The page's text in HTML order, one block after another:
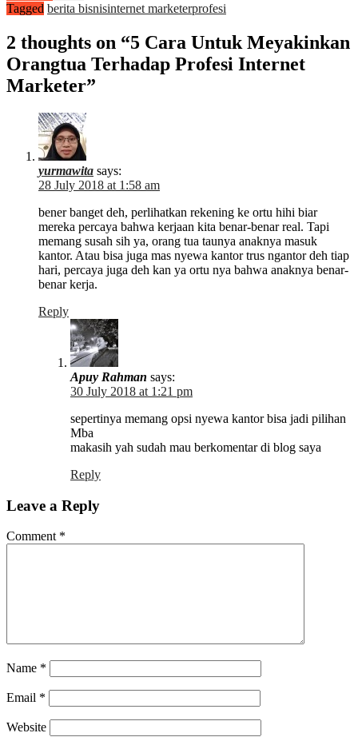
Tagged berita bisnisinternet marketerprofesi
2 thoughts on “5 Cara Untuk Meyakinkan
Orangtua Terhadap Profesi Internet
Marketer”
yurmawita says:
28 July 2018 at 1:58 am
bener banget deh, perlihatkan rekening ke ortu hihi biar
mereka percaya bahwa kerjaan kita benar-benar real. Tapi
memang susah sih ya, orang tua taunya anaknya masuk
kantor. Atau bisa juga mas nyewa kantor trus ngantor deh tiap
hari, percaya juga deh kan ya ortu nya bahwa anaknya benar-
benar kerja.
Reply
Apuy Rahman says:
30 July 2018 at 1:21 pm
sepertinya memang opsi nyewa kantor bisa jadi pilihan
Mba
makasih yah sudah mau berkomentar di blog saya
Reply
Leave a Reply
Comment *
Name *
Email *
Website